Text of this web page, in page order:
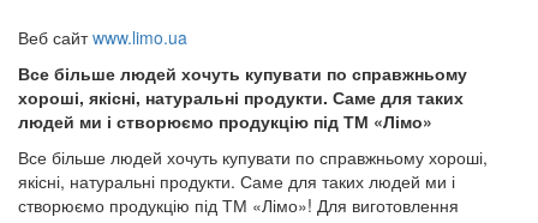
Веб сайтwww.limo.ua
Все більше людей хочуть купувати по справжньому
хороші, якісні, натуральні продукти. Саме для таких
людей ми і створюємо продукцію під ТМ «Лімо»
Все більше людей хочуть купувати по справжньому хороші,
якісні, натуральні продукти. Саме для таких людей ми і
створюємо продукцію під ТМ «Лімо»! Для виготовлення